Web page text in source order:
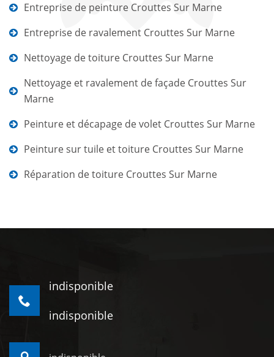
Entreprise de peinture Crouttes Sur Marne
Entreprise de ravalement Crouttes Sur Marne
Nettoyage de toiture Crouttes Sur Marne
Nettoyage et ravalement de façade Crouttes Sur
Marne
Peinture et décapage de volet Crouttes Sur Marne
Peinture sur tuile et toiture Crouttes Sur Marne
Réparation de toiture Crouttes Sur Marne
indisponible
indisponible